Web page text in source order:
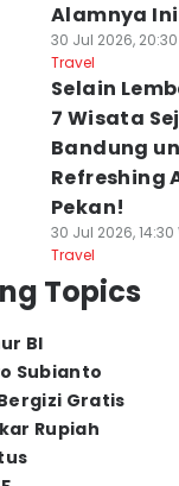
Alamnya
30 Jul 2026, 20:30
Travel
Selain
7 Wisata
Bandung
Refreshing
Pekan!
30 Jul 2026, 14:30
Travel
Topics
BI
Subianto
Gratis
Rupiah